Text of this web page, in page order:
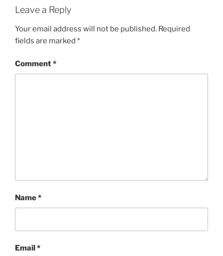
Leave a Reply
Your email address will not be published. Required
fields are marked *
Comment*
Name*
Email*